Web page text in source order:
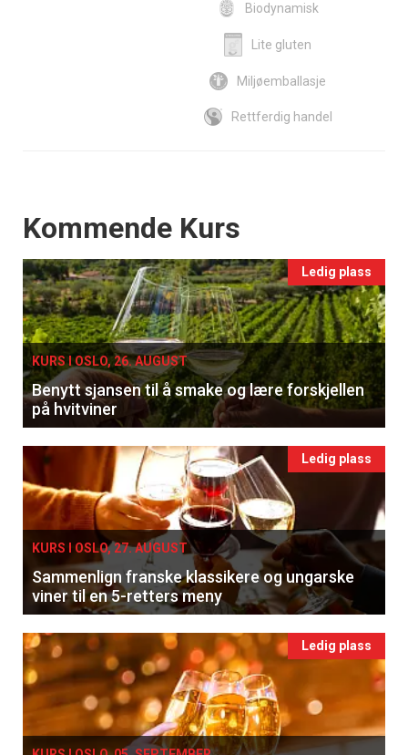
Biodynamisk
Lite gluten
Miljøemballasje
Rettferdig handel
Events
Kommende Kurs
Ledig plass
KURS I OSLO, 26. AUGUST
Benytt sjansen til å smake og lære forskjellen
på hvitviner
Ledig plass
KURS I OSLO, 27. AUGUST
Sammenlign franske klassikere og ungarske
viner til en 5-retters meny
Ledig plass